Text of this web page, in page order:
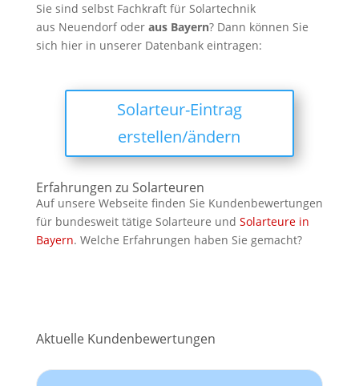
Sie sind selbst Fachkraft für Solartechnik
aus Neuendorf oder aus Bayern? Dann können Sie
sich hier in unserer Datenbank eintragen:
Solarteur-Eintrag
erstellen/ändern
Erfahrungen zu Solarteuren
Auf unsere Webseite finden Sie Kundenbewertungen
für bundesweit tätige Solarteure und Solarteure in
Bayern. Welche Erfahrungen haben Sie gemacht?
Aktuelle Kundenbewertungen